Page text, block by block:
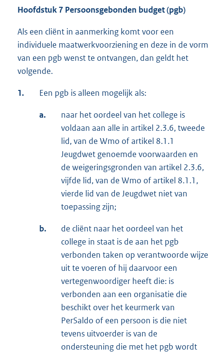
Hoofdstuk 7 Persoonsgebonden budget (pgb)
Als een cliënt in aanmerking komt voor een
individuele maatwerkvoorziening en deze in de vorm
van een pgb wenst te ontvangen, dan geldt het
volgende.
1. Een pgb is alleen mogelijk als:
a.
naar het oordeel van het college is
voldaan aan alle in artikel 2.3.6, tweede
lid, van de Wmo of artikel 8.1.1
Jeugdwet genoemde voorwaarden en
de weigeringsgronden van artikel 2.3.6,
vijfde lid, van de Wmo of artikel 8.1.1,
vierde lid van de Jeugdwet niet van
toepassing zijn;
b.
de cliënt naar het oordeel van het
college in staat is de aan het pgb
verbonden taken op verantwoorde wijze
uit te voeren of hij daarvoor een
vertegenwoordiger heeft die: is
verbonden aan een organisatie die
beschikt over het keurmerk van
PerSaldo of een persoon is die niet
tevens uitvoerder is van de
ondersteuning die met het pgb wordt